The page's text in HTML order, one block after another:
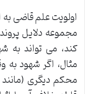
اولویت علم قاضی
مجموعه دلایل
کند، می تواند به
مثال، اگر شهود به
محکم دیگری